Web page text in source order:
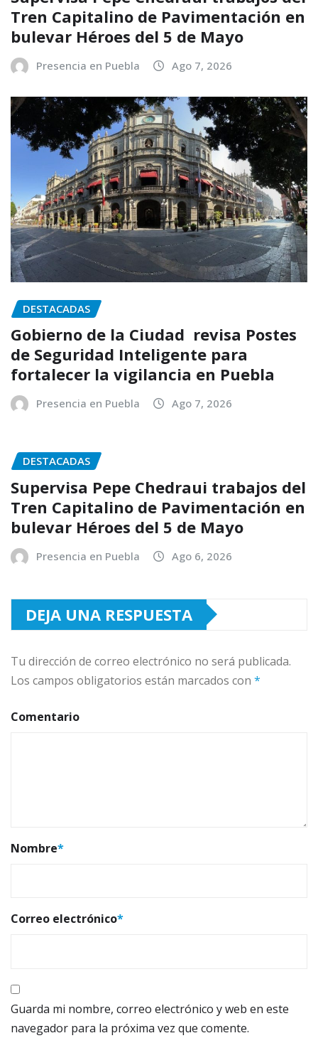
Tren Capitalino de Pavimentación en
bulevar Héroes del 5 de Mayo
Presencia en Puebla Ago 7, 2026
DESTACADAS
Gobierno de la Ciudad revisa Postes
de Seguridad Inteligente para
fortalecer la vigilancia en Puebla
Presencia en Puebla Ago 7, 2026
DESTACADAS
Supervisa Pepe Chedraui trabajos del
Tren Capitalino de Pavimentación en
bulevar Héroes del 5 de Mayo
Presencia en Puebla Ago 6, 2026
DEJA UNA RESPUESTA
Tu dirección de correo electrónico no será publicada.
Los campos obligatorios están marcados con *
Comentario
Nombre*
Correo electrónico*
Guarda mi nombre, correo electrónico y web en este
navegador para la próxima vez que comente.